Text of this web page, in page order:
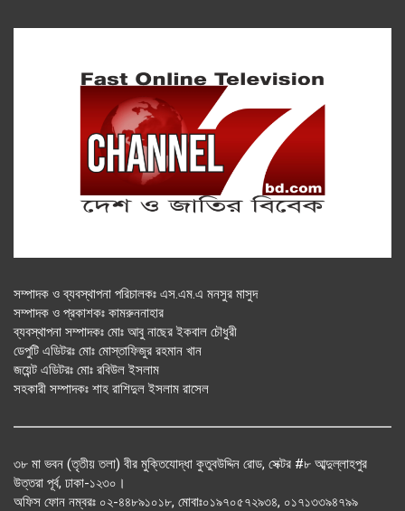
সম্পাদক ও ব্যবস্থাপনা পরিচালকঃ এস.এম.এ মনসুর মাসুদ
সম্পাদক ও প্রকাশকঃ কামরুননাহার
ব্যবস্থাপনা সম্পাদকঃ মোঃ আবু নাছের ইকবাল চৌধুরী
ডেপুটি এডিটরঃ মোঃ মোস্তাফিজুর রহমান খান
জয়েন্ট এডিটরঃ মোঃ রবিউল ইসলাম
সহকারী সম্পাদকঃ শাহ রাশিদুল ইসলাম রাসেল
৩৮ মা ভবন (তৃতীয় তলা) বীর মুক্তিযোদ্ধা কুতুবউদ্দিন রোড, সেক্টর #৮ আব্দুল্লাহপুর
উত্তরা পূর্ব, ঢাকা-১২৩০।
অফিস ফোন নম্বরঃ ০২-৪৪৮৯১০১৮, মোবাঃ০১৯৭০৫৭২৯৩৪, ০১৭১৩৩৯৪৭৯৯